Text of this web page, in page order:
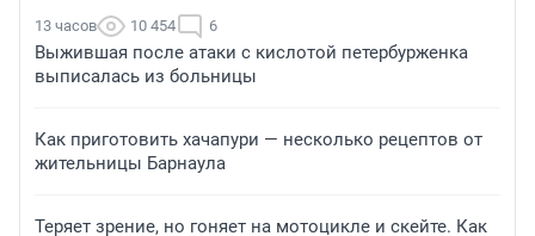
13 часов 10 454 6
Выжившая после атаки с кислотой петербурженка
выписалась из больницы
Как приготовить хачапури — несколько рецептов от
жительницы Барнаула
Теряет зрение, но гоняет на мотоцикле и скейте. Как